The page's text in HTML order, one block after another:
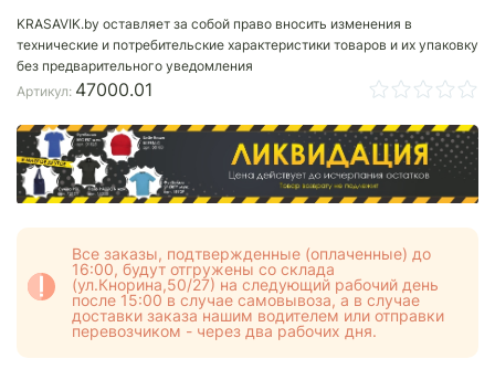
KRASAVIK.by оставляет за собой право вносить изменения в
технические и потребительские характеристики товаров и их упаковку
без предварительного уведомления
Артикул: 47000.01
Все заказы, подтвержденные (оплаченные) до
16:00, будут отгружены со склада
(ул.Кнорина,50/27) на следующий рабочий день
после 15:00 в случае самовывоза, а в случае
доставки заказа нашим водителем или отправки
перевозчиком - через два рабочих дня.